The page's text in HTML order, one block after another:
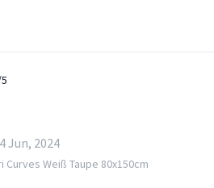
Jun, 2024
Curves Weiß Taupe 80x150cm